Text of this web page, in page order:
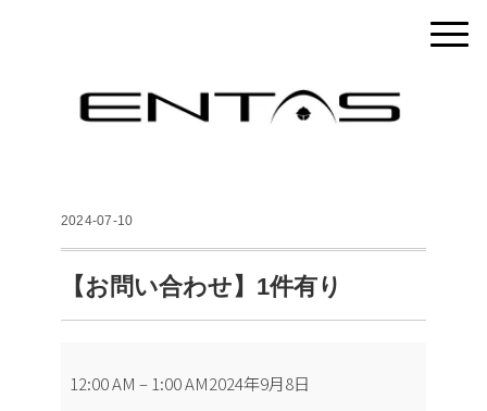
2024-07-10
【お問い合わせ】1件有り
問12:00 AM – 1:00 AM2024年9月8日